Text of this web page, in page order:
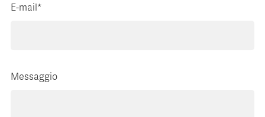
E-mail*
Messaggio